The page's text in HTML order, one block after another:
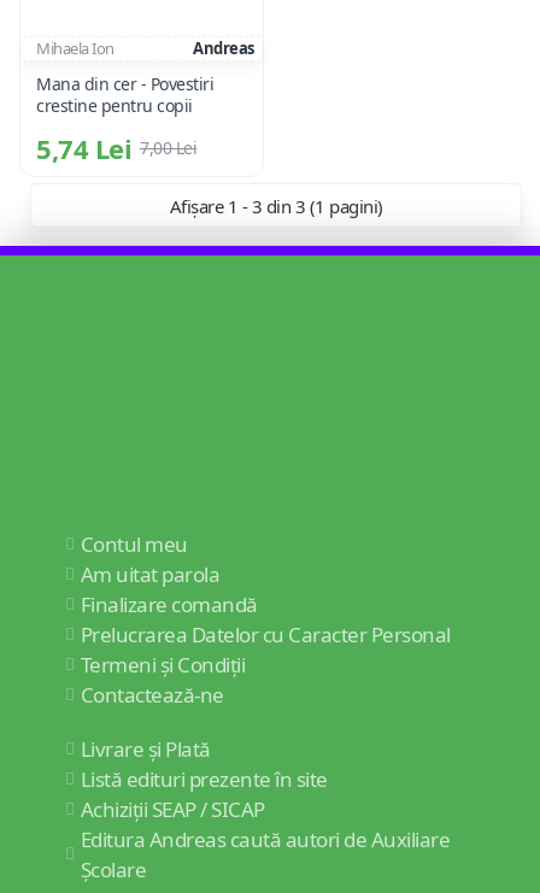
Mihaela Ion Andreas
Mana din cer - Povestiri
crestine pentru copii
5,74 Lei 7,00 Lei
Afișare 1 - 3 din 3 (1 pagini)
Contul meu
Am uitat parola
Finalizare comandă
Prelucrarea Datelor cu Caracter Personal
Termeni și Condiții
Contactează-ne
Livrare și Plată
Listă edituri prezente în site
Achiziții SEAP / SICAP
Editura Andreas caută autori de Auxiliare
Școlare